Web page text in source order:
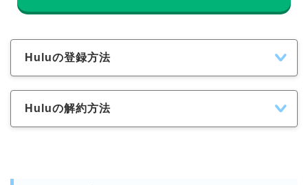
Huluの登録方法
Huluの解約方法